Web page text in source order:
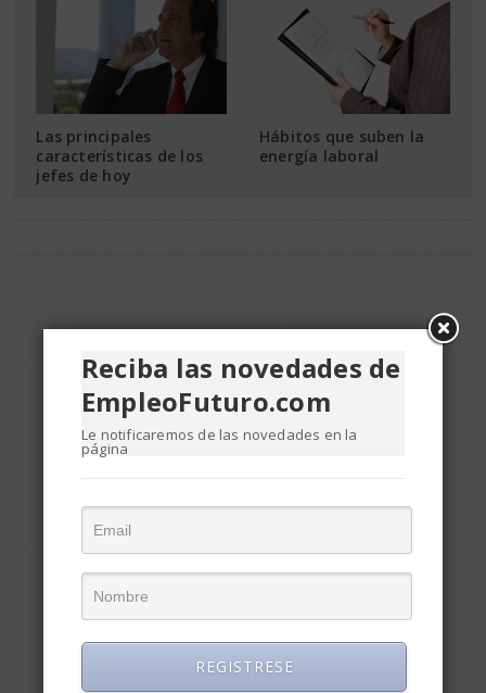
Las principales
características de los
jefes de hoy
Hábitos que suben la
energía laboral
Reciba las novedades de
EmpleoFuturo.com
Le notificaremos de las novedades en la
página
REGISTRESE